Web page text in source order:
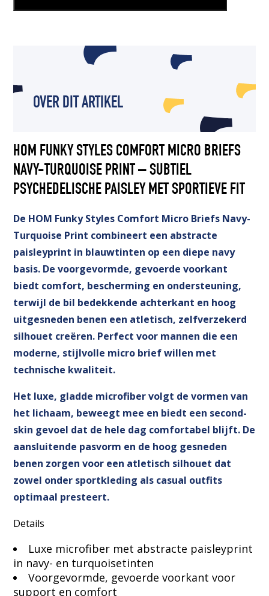
OVER DIT ARTIKEL
HOM FUNKY STYLES COMFORT MICRO BRIEFS
NAVY-TURQUOISE PRINT – SUBTIEL
PSYCHEDELISCHE PAISLEY MET SPORTIEVE FIT
De HOM Funky Styles Comfort Micro Briefs Navy-
Turquoise Print combineert een abstracte
paisleyprint in blauwtinten op een diepe navy
basis. De voorgevormde, gevoerde voorkant
biedt comfort, bescherming en ondersteuning,
terwijl de bil bedekkende achterkant en hoog
uitgesneden benen een atletisch, zelfverzekerd
silhouet creëren. Perfect voor mannen die een
moderne, stijlvolle micro brief willen met
technische kwaliteit.
Het luxe, gladde microfiber volgt de vormen van
het lichaam, beweegt mee en biedt een second-
skin gevoel dat de hele dag comfortabel blijft. De
aansluitende pasvorm en de hoog gesneden
benen zorgen voor een atletisch silhouet dat
zowel onder sportkleding als casual outfits
optimaal presteert.
Details
Luxe microfiber met abstracte paisleyprint
in navy- en turquoisetinten
Voorgevormde, gevoerde voorkant voor
support en comfort